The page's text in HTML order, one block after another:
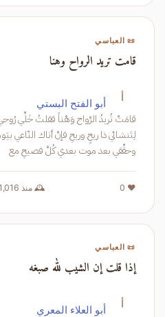
📜 العباسي
قامت تريد الرواح وهنا
أ أبو الفتح البستي
وحقِّقي بعد موت بعدي كُلَّ فصيحٍ مع
❤️ 0 🕰️ منذ 1,016 عام
📜 العباسي
إذا قلت إن الشيب لله صبغه
أ أبو العلاء المعري